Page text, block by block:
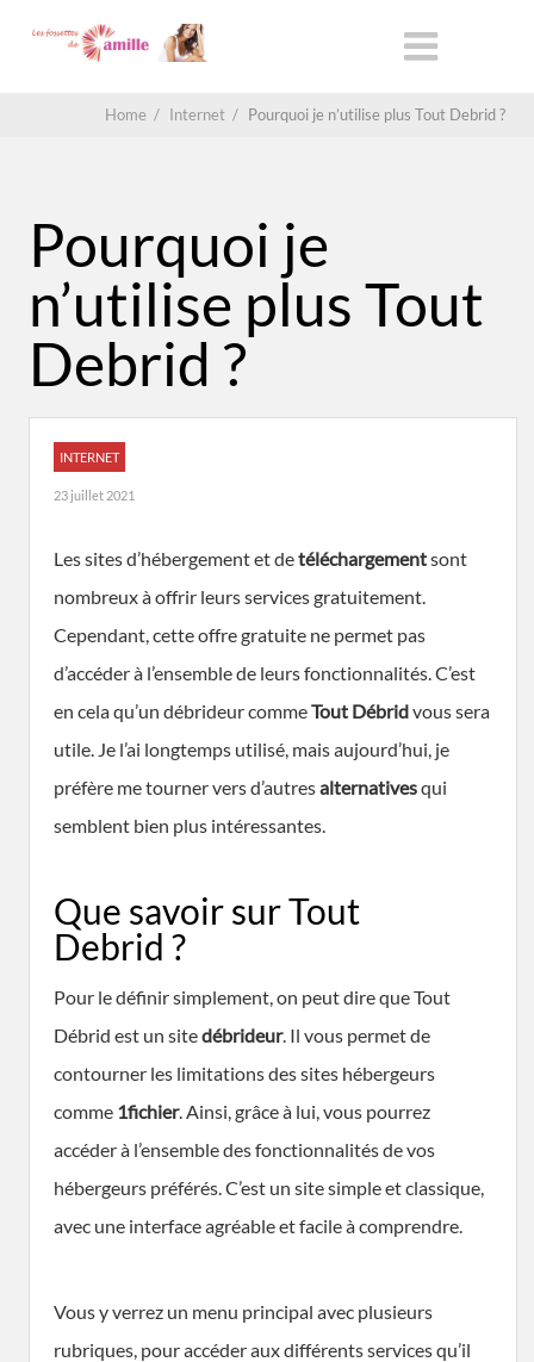
Home / Internet / Pourquoi je n’utilise plus Tout Debrid ?
Pourquoi je
n’utilise plus Tout
Debrid ?
INTERNET
23 juillet 2021
Les sites d’hébergement et detéléchargementsont
nombreux à offrir leurs services gratuitement.
Cependant, cette offre gratuite ne permet pas
d’accéder à l’ensemble de leurs fonctionnalités. C’est
en cela qu’un débrideur commeTout Débridvous sera
utile. Je l’ai longtemps utilisé, mais aujourd’hui, je
préfère me tourner vers d’autresalternativesqui
semblent bien plus intéressantes.
Que savoir sur Tout
Debrid ?
Pour le définir simplement, on peut dire que Tout
Débrid est un sitedébrideur. Il vous permet de
contourner les limitations des sites hébergeurs
comme 1fichier. Ainsi, grâce à lui, vous pourrez
accéder à l’ensemble des fonctionnalités de vos
hébergeurs préférés. C’est un site simple et classique,
avec une interface agréable et facile à comprendre.
Vous y verrez un menu principal avec plusieurs
rubriques, pour accéder aux différents services qu’il